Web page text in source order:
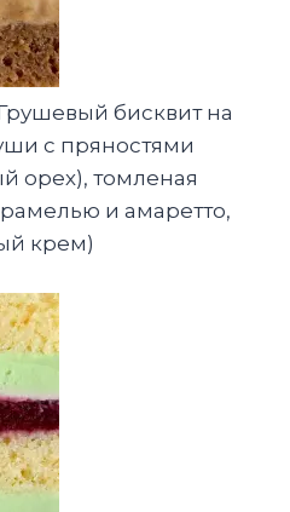
бисквит на
с пряностями
орех), томленая
и амаретто,
крем)